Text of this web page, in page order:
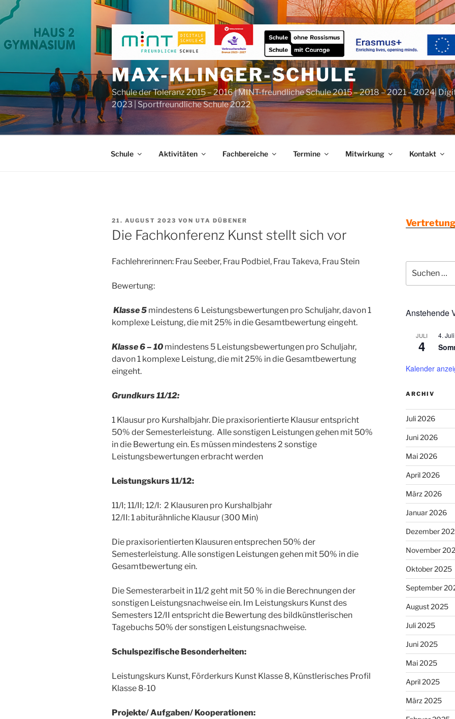
Zum
Inhalt
MAX-KLINGER-SCHULE
Schule der Toleranz 2015 – 2016 | MINT-freundliche Schule 2015 – 2018 – 2021 – 2024|
2023 | Sportfreundliche Schule 2022
Schule Aktivitäten Fachbereiche Termine Mitwirkung Kontakt
VERÖFFENTLICHT
AM
21. AUGUST 2023 VON UTA DÜBENER
Die Fachkonferenz Kunst stellt sich vor
Fachlehrerinnen: Frau Seeber, Frau Podbiel, Frau Takeva, Frau Stein
Bewertung:
Klasse 5 mindestens 6 Leistungsbewertungen pro Schuljahr, davon 1
komplexe Leistung, die mit 25% in die Gesamtbewertung eingeht.
Klasse 6 – 10mindestens 5 Leistungsbewertungen pro Schuljahr,
davon 1 komplexe Leistung, die mit 25% in die Gesamtbewertung
eingeht.
Grundkurs 11/12:
1 Klausur pro Kurshalbjahr. Die praxisorientierte Klausur entspricht
50% der Semesterleistung. Alle sonstigen Leistungen gehen mit 50%
in die Bewertung ein. Es müssen mindestens 2 sonstige
Leistungsbewertungen erbracht werden
Leistungskurs 11/12:
11/I; 11/II; 12/I: 2 Klausuren pro Kurshalbjahr
12/II: 1 abiturähnliche Klausur (300 Min)
Die praxisorientierten Klausuren entsprechen 50% der
Semesterleistung. Alle sonstigen Leistungen gehen mit 50% in die
Gesamtbewertung ein.
Die Semesterarbeit in 11/2 geht mit 50 % in die Berechnungen der
sonstigen Leistungsnachweise ein. Im Leistungskurs Kunst des
Semesters 12/II entspricht die Bewertung des bildkünstlerischen
Tagebuchs 50% der sonstigen Leistungsnachweise.
Schulspezifische Besonderheiten:
Leistungskurs Kunst, Förderkurs Kunst Klasse 8, Künstlerisches Profil
Klasse 8-10
Projekte/ Aufgaben/ Kooperationen:
nach:
Anstehende
JULI
4
4. Juli
Kalender
ARCHIV
Juli 2026
Juni 2026
Mai 2026
April 2026
März 2026
Januar 2026
Dezember
November
Oktober 2025
September
August 2025
Juli 2025
Juni 2025
Mai 2025
April 2025
März 2025